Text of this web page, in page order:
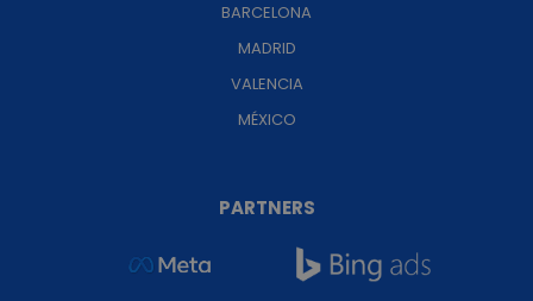
BARCELONA
MADRID
VALENCIA
MÉXICO
PARTNERS